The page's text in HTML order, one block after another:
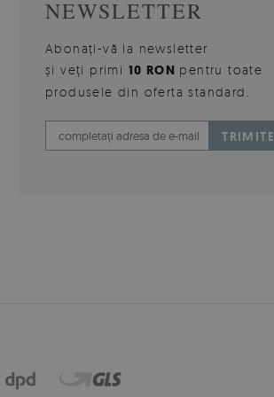
NEWSLETTER
Abonați-vă la newsletter
și veți primi 10 RON pentru toate
produsele din oferta standard.
TRIMITE